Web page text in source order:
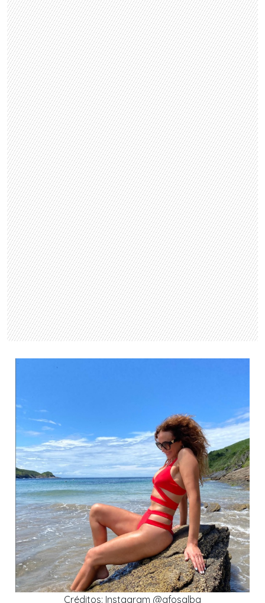
Créditos: Instagram @afosalba